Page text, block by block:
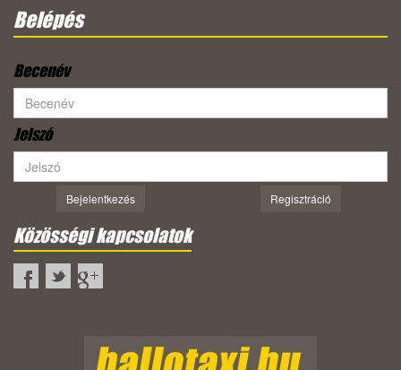
Belépés
Becenév
Jelszó
Bejelentkezés Regisztráció
Közösségi kapcsolatok